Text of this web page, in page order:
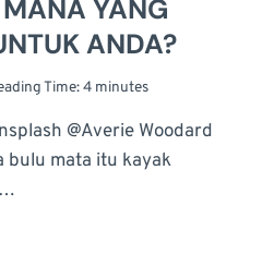
YANG
ANDA?
Time:4 minutes
@Averie Woodard
bulu mata itu kayak